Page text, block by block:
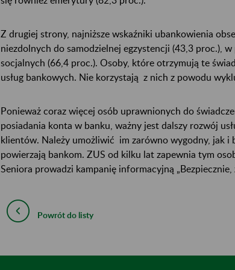
Z drugiej strony, najniższe wskaźniki ubankowienia
niezdolnych do samodzielnej egzystencji (43,3 proc.),
socjalnych (66,4 proc.). Osoby, które otrzymują te
usług bankowych. Nie korzystają z nich z powodu
Ponieważ coraz więcej osób uprawnionych do
posiadania konta w banku, ważny jest dalszy rozwój
klientów. Należy umożliwić im zarówno wygodny, jak i
powierzają bankom. ZUS od kilku lat zapewnia tym
Seniora prowadzi kampanię informacyjną
Powrót do listy